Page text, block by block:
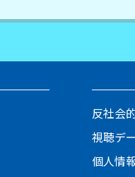
反社会
視聴デ
個人情